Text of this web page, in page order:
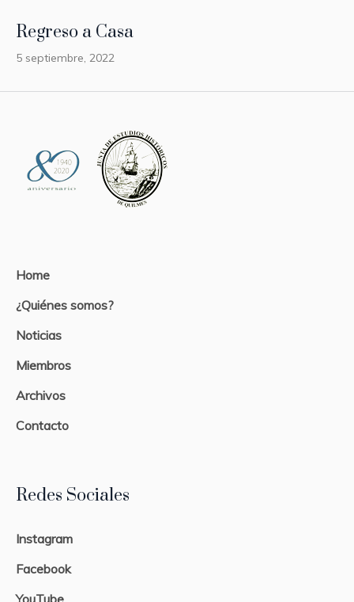
Regreso a Casa
5 septiembre, 2022
Home
¿Quiénes somos?
Noticias
Miembros
Archivos
Contacto
Redes Sociales
Instagram
Facebook